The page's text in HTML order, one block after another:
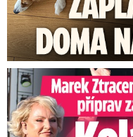
Marek Ztracený na